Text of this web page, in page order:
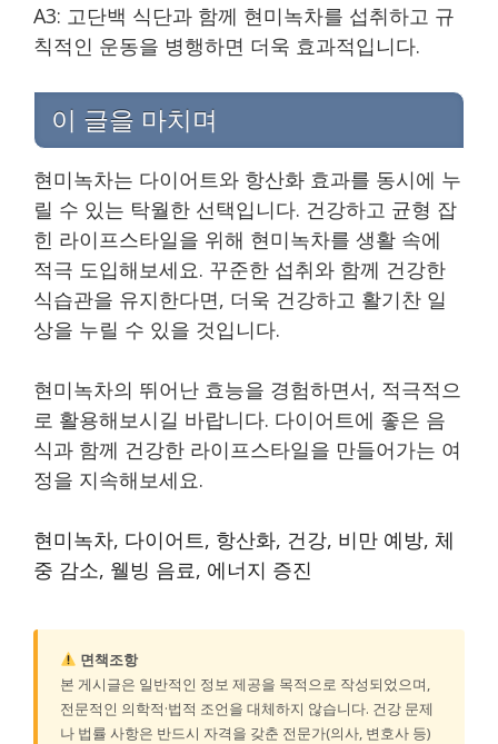
A3: 고단백 식단과 함께 현미녹차를 섭취하고 규
칙적인 운동을 병행하면 더욱 효과적입니다.
이 글을 마치며
현미녹차는 다이어트와 항산화 효과를 동시에 누
릴 수 있는 탁월한 선택입니다. 건강하고 균형 잡
힌 라이프스타일을 위해 현미녹차를 생활 속에
적극 도입해보세요. 꾸준한 섭취와 함께 건강한
식습관을 유지한다면, 더욱 건강하고 활기찬 일
상을 누릴 수 있을 것입니다.
현미녹차의 뛰어난 효능을 경험하면서, 적극적으
로 활용해보시길 바랍니다. 다이어트에 좋은 음
식과 함께 건강한 라이프스타일을 만들어가는 여
정을 지속해보세요.
현미녹차, 다이어트, 항산화, 건강, 비만 예방, 체
중 감소, 웰빙 음료, 에너지 증진
면책조항
본 게시글은 일반적인 정보 제공을 목적으로 작성되었으며,
전문적인 의학적·법적 조언을 대체하지 않습니다. 건강 문제
나 법률 사항은 반드시 자격을 갖춘 전문가(의사, 변호사 등)